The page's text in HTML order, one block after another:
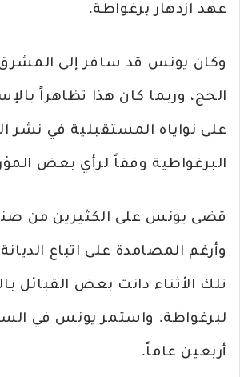
عهد ازدهار برغواطة.
وكان يونس قد سافر إلى
الحج، وربما كان هذا تظاهراً
على نواياه المستقبلية في نشر
البرغواطية وفقاً لرأي بعض
قضى يونس على الكثيرين من
وأرغم المصامدة على اتباع
تلك الأثناء دانت بعض القبائل
لبرغواطة. واستمر يونس في
أربعين عاماً.